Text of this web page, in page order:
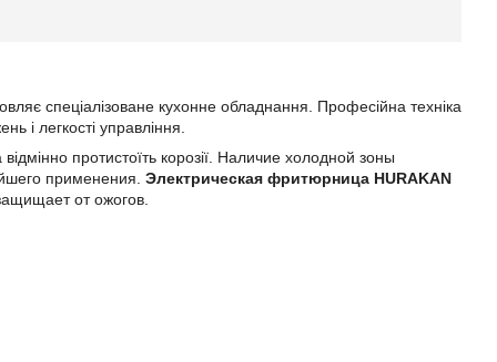
спеціалізоване кухонне обладнання. Професійна техніка
і легкості управління.
протистоїть корозії. Наличие холодной зоны
применения. Электрическая фритюрница HURAKAN
от ожогов.